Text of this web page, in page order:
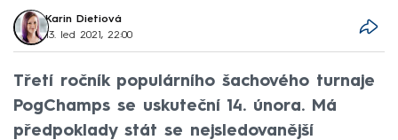
Karin Dietiová
13. led 2021, 22:00
Třetí ročník populárního šachového turnaje
PogChamps se uskuteční 14. února. Má
předpoklady stát se nejsledovanější